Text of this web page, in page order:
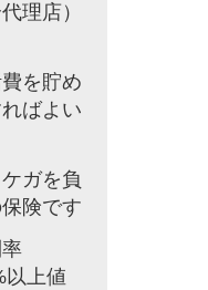
理店）
を貯め
ばよい
ガを負
険です
上値